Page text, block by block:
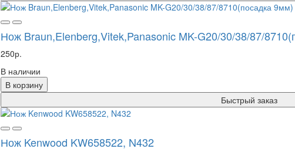
Нож Braun,Elenberg,Vitek,Panasonic MK-G20/30/38/87/
250р.
В наличии
В корзину
Быстрый заказ
Нож Kenwood KW658522, N432